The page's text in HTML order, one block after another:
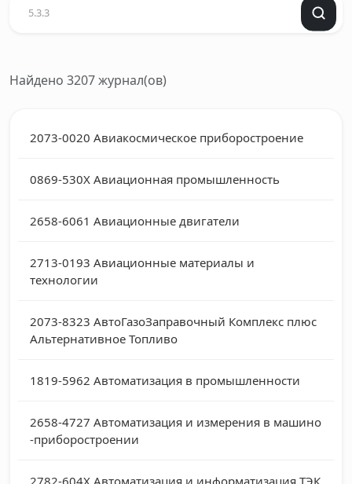
Найдено 3207 журнал(ов)
2073-0020 Авиакосмическое приборостроение
0869-530X Авиационная промышленность
2658-6061 Авиационные двигатели
2713-0193 Авиационные материалы и
технологии
2073-8323 АвтоГазоЗаправочный Комплекс плюс
Альтернативное Топливо
1819-5962 Автоматизация в промышленности
2658-4727 Автоматизация и измерения в машино
-приборостроении
2782-604X Автоматизация и информатизация ТЭК